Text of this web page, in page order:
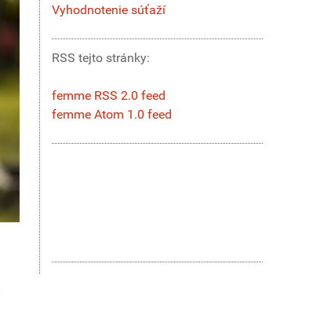
Vyhodnotenie súťaží
RSS tejto stránky:
femme RSS 2.0 feed
femme Atom 1.0 feed